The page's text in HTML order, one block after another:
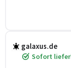
galaxus.de
Sofort